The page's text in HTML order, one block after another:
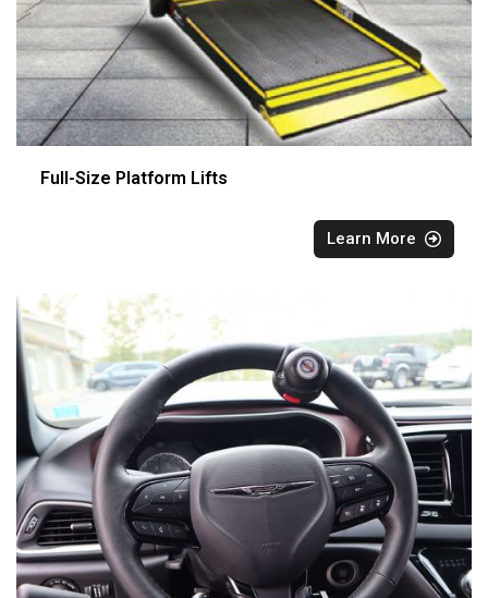
Full-Size Platform Lifts
Learn More